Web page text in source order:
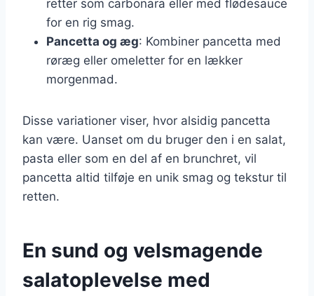
retter som carbonara eller med flødesauce
for en rig smag.
Pancetta og æg: Kombiner pancetta med
røræg eller omeletter for en lækker
morgenmad.
Disse variationer viser, hvor alsidig pancetta
kan være. Uanset om du bruger den i en salat,
pasta eller som en del af en brunchret, vil
pancetta altid tilføje en unik smag og tekstur til
retten.
En sund og velsmagende
salatoplevelse med